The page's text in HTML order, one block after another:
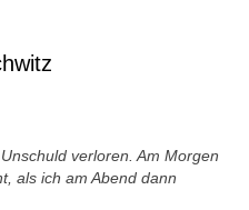
verloren. Am Morgen
als ich am Abend dann